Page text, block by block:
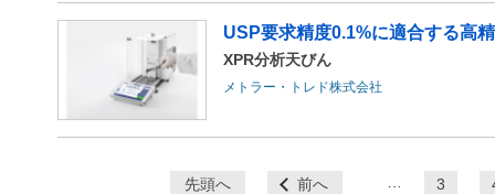
USP要求精度0.1%に適合する高
XPR分析天びん
メトラー・トレド株式会社
先頭へ 前へ … 3